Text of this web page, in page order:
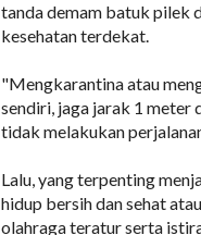
tanda demam batuk pilek
kesehatan terdekat.
"Mengkarantina atau
sendiri, jaga jarak 1 meter
tidak melakukan
Lalu, yang terpenting
hidup bersih dan sehat
olahraga teratur serta